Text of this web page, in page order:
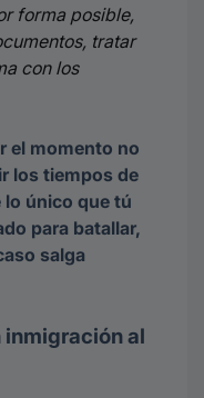
forma posible,
tratar
con los
el momento no
los tiempos de
lo único que tú
para batallar,
salga
inmigración al